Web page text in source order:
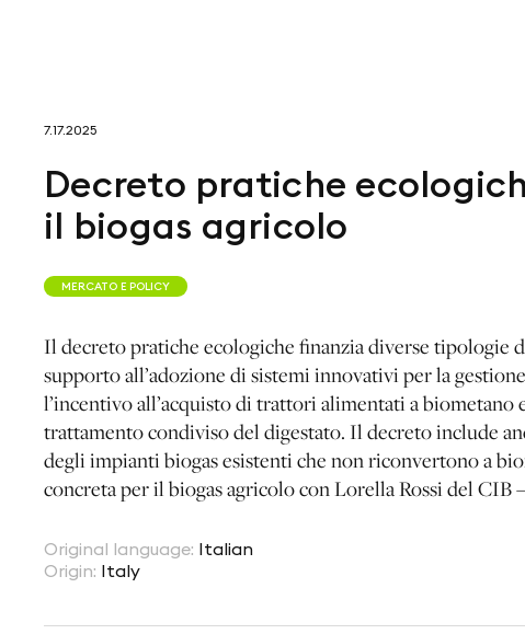
7.17.2025
Decreto pratiche
il biogas agricolo
MERCATO E POLICY
Il decreto pratiche ecologiche finanzia diverse tipologie
supporto all’adozione di sistemi innovativi per la
l’incentivo all’acquisto di trattori alimentati a
trattamento condiviso del digestato. Il decreto include
degli impianti biogas esistenti che non riconvertono a
concreta per il biogas agricolo con Lorella Rossi del CIB
Original language: Italian
Origin: Italy